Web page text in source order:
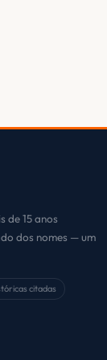
de 15 anos
dos nomes — um
citadas